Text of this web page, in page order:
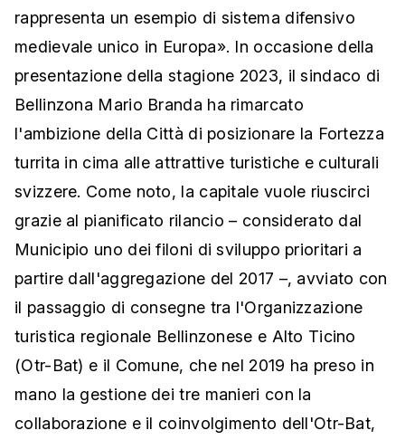
rappresenta un esempio di sistema difensivo
medievale unico in Europa». In occasione della
presentazione della stagione 2023, il sindaco di
Bellinzona Mario Branda ha rimarcato
l'ambizione della Città di posizionare la Fortezza
turrita in cima alle attrattive turistiche e culturali
svizzere. Come noto, la capitale vuole riuscirci
grazie al pianificato rilancio – considerato dal
Municipio uno dei filoni di sviluppo prioritari a
partire dall'aggregazione del 2017 –, avviato con
il passaggio di consegne tra l'Organizzazione
turistica regionale Bellinzonese e Alto Ticino
(Otr-Bat) e il Comune, che nel 2019 ha preso in
mano la gestione dei tre manieri con la
collaborazione e il coinvolgimento dell'Otr-Bat,